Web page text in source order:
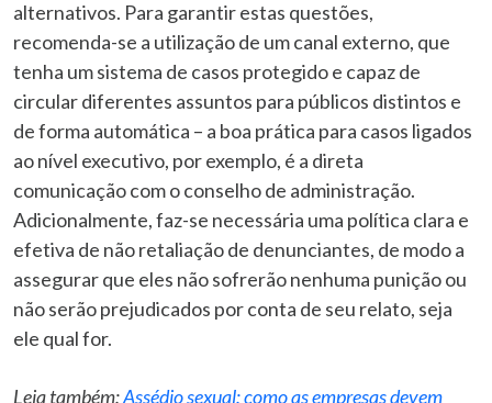
alternativos. Para garantir estas questões,
recomenda-se a utilização de um canal externo, que
tenha um sistema de casos protegido e capaz de
circular diferentes assuntos para públicos distintos e
de forma automática – a boa prática para casos ligados
ao nível executivo, por exemplo, é a direta
comunicação com o conselho de administração.
Adicionalmente, faz-se necessária uma política clara e
efetiva de não retaliação de denunciantes, de modo a
assegurar que eles não sofrerão nenhuma punição ou
não serão prejudicados por conta de seu relato, seja
ele qual for.
Leia também:Assédio sexual: como as empresas devem